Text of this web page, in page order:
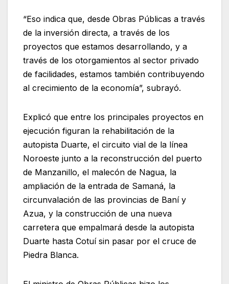
“Eso indica que, desde Obras Públicas a través
de la inversión directa, a través de los
proyectos que estamos desarrollando, y a
través de los otorgamientos al sector privado
de facilidades, estamos también contribuyendo
al crecimiento de la economía”, subrayó.
Explicó que entre los principales proyectos en
ejecución figuran la rehabilitación de la
autopista Duarte, el circuito vial de la línea
Noroeste junto a la reconstrucción del puerto
de Manzanillo, el malecón de Nagua, la
ampliación de la entrada de Samaná, la
circunvalación de las provincias de Baní y
Azua, y la construcción de una nueva
carretera que empalmará desde la autopista
Duarte hasta Cotuí sin pasar por el cruce de
Piedra Blanca.